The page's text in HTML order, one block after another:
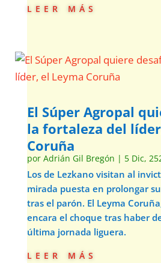
leer más
El Súper Agropal
la fortaleza del
Coruña
por Adrián Gil Bregón | 5 Dic,
Los de Lezkano visitan al
mirada puesta en prolongar
tras el parón. El Leyma
encara el choque tras haber
última jornada liguera.
leer más